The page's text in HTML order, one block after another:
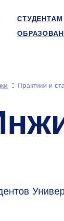
СТУДЕНТАМ
Практики и